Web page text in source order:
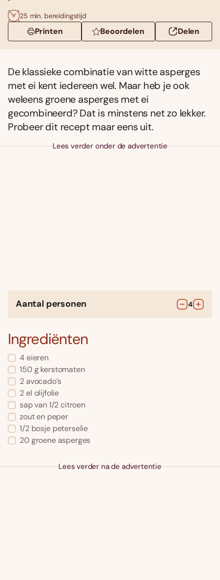
25 min. bereidingstijd
Printen Beoordelen Delen
De klassieke combinatie van witte asperges
met ei kent iedereen wel. Maar heb je ook
weleens groene asperges met ei
gecombineerd? Dat is minstens net zo lekker.
Probeer dit recept maar eens uit.
Lees verder onder de advertentie
Aantal personen 4
Ingrediënten
4eieren
150 g kerstomaten
2 avocado’s
2el olijfolie
sap van 1/2 citroen
zout en peper
1/2 bosje peterselie
20 groene asperges
Lees verder na de advertentie